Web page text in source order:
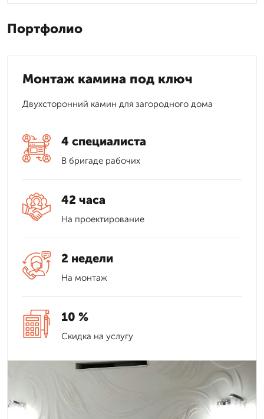
Портфолио
Монтаж камина под ключ
Двухсторонний камин для загородного дома
4 специалиста
В бригаде рабочих
42 часа
На проектирование
2 недели
На монтаж
10 %
Скидка на услугу